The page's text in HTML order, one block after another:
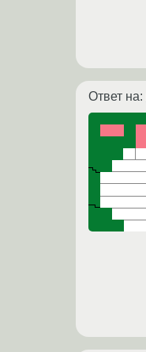
Ответ на: